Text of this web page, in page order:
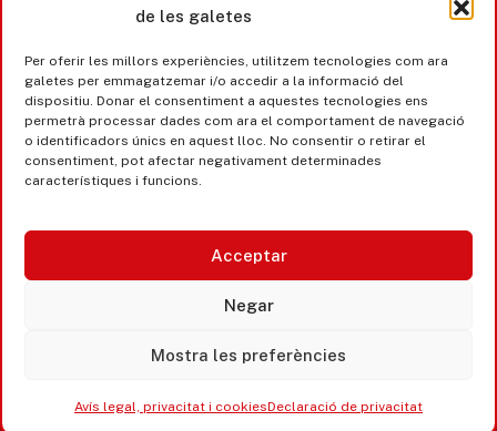
de les galetes
Per oferir les millors experiències, utilitzem tecnologies com ara
galetes per emmagatzemar i/o accedir a la informació del
dispositiu. Donar el consentiment a aquestes tecnologies ens
permetrà processar dades com ara el comportament de navegació
o identificadors únics en aquest lloc. No consentir o retirar el
consentiment, pot afectar negativament determinades
característiques i funcions.
Acceptar
Negar
Mostra les preferències
Avís legal, privacitat i cookiesDeclaració de privacitat
Castell d’Aro · Platja d’Aro · S’Agaró
365 www.platjadaro